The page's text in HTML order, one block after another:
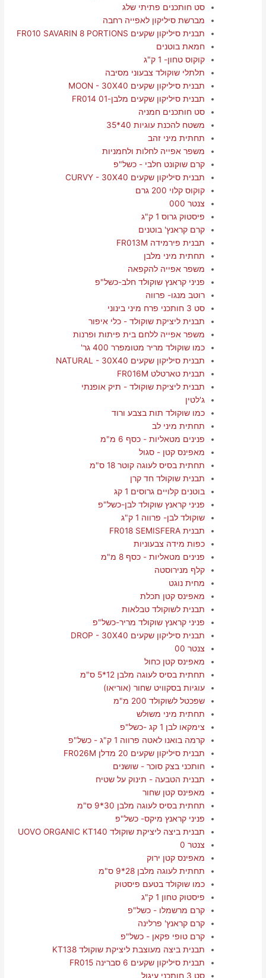
סט חותכנים פתיתי שלג
מברשת סיליקון לאפייה רחבה
תבנית סיליקון שקעים FR010 SAVARIN 8 PORTIONS
חמאת בוטנים
קוקוס טחון- 1 ק"ג
תלתלי שוקולד צבעוני מסיבה
תבנית סיליקון שקעים MOON - 30X40
תבנית סיליקון שקעים מלבן-01 FR014
סט חותכנים חמניה
משטח להכנת עוגיות 40*35
תחתית מיני זהב
משפר אפייה לחלות ולחמניות
קרם שוקונט חלבי - כשל"פ
תבנית סיליקון שקעים CURVY - 30X40
קוקוס קלוי 200 גרם
צנטר 000
פיסטוק גרוס 1 ק"ג
קרם קראנץ' בוטנים
תבנית פירמידה FR013M
תחתית מיני מלבן
משפר אפייה להקפאה
פניני קראנץ שוקולד חלב-כשל"פ
רוטב מנגו- פרווה
סט 3 חותכני פרח מיני בינוני
תבנית ליציקת שוקולד - כלי איפור
משפר אפייה ללחם בית פיתות ופרנות
כמו שוקולד מריר מטומפרר 400 גר'
תבנית סיליקון שקעים NATURAL - 30X40
תבנית טארטלט FR016M
תבנית ליציקת שוקולד - תיק אופנתי
ג'לטין
כמו שוקולד תות בצבע ורוד
תחתית מיני לב
פנינים מטאליות - כסף 6 מ"מ
מאפינס קטן - סגול
תחתית בסיס לעוגה קוטר 18 ס"מ
תבנית שוקולד חד קרן
בוטנים קלויים גרוסים 1 קג
פניני קראנץ שוקולד לבן-כשל"פ
שוקולד לבן- פרווה 1 ק"ג
תבנית FR018 SEMISFERA
כפות מידה צבעוניות
פנינים מטאליות - כסף 8 מ"מ
קלף מנירוסטה
מחית נוגט
מאפינס קטן תכלת
תבנית לשוקולד טבלאות
פניני קראנץ שוקולד מריר-כשל"פ
תבנית סיליקון שקעים DROP - 30X40
צנטר 00
מאפינס קטן כחול
תחתית בסיס לעוגה מלבן 12*5 ס"מ
עוגיות בסקוויט שחור (אוריאו)
שפכטל לשוקולד 200 מ"מ
תחתית מיני משולש
צימקאו לבן 1 קג -כשל"פ
קרמה בואנו לאטה פרווה 1 ק"ג - כשל"פ
תבנית סיליקון שקעים 20 מדלן FR026M
חותכני בצק סוכר - שושנים
תבנית הטבעה - תינוק על שטיח
מאפינס קטן שחור
תחתית בסיס לעוגה מלבן 30*9 ס"מ
פניני קראנץ מיקס- כשל"פ
תבנית ביצה ליציקת שוקולד UOVO ORGANIC KT140
צנטר 0
מאפינס קטן ירוק
תחתית לעוגה מלבן 28*9 ס"מ
כמו שוקולד בטעם פיסטוק
פיסטוק טחון 1 ק"ג
קרם מרשמלו - כשל"פ
קרם קראנץ' פרלינה
קרם טופי פקאן - כשל"פ
תבנית ביצה מעוצבת ליציקת שוקולד KT138
תבנית סיליקון שקעים 6 סברינה FR015
סט 3 חותכני עיגול